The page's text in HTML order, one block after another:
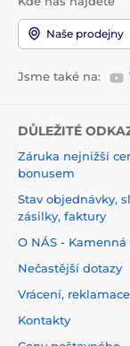
Naše prodejny
Jsme také na:
DŮLEŽITÉ
Záruka nejnižší
bonusem
Stav objednávky,
zásilky, faktury
O NÁS -
Nečastější dotazy
Vrácení,
Kontakty